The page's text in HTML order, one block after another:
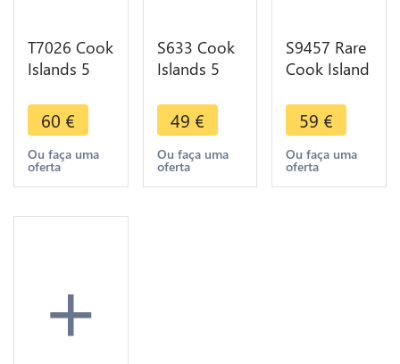
T7026 Cook
Islands 5
Helios
Elizabeth II
2009 Gold
999% BE PP
60 €
Ou faça uma
oferta
S633 Cook
Islands 5
Elizabeth II
Helios 2009
Or Gold
999% PF BE
49 €
Ou faça uma
oferta
S9457 Rare
Cook Island
Elizabeth II
2009 God
Dieu Helios
Gold PF BE
59 €
Ou faça uma
oferta
+